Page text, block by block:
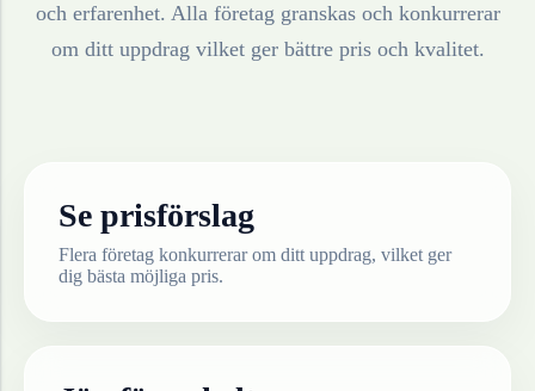
och erfarenhet. Alla företag granskas och konkurrerar
om ditt uppdrag vilket ger bättre pris och kvalitet.
Se prisförslag
Flera företag konkurrerar om ditt uppdrag, vilket ger
dig bästa möjliga pris.